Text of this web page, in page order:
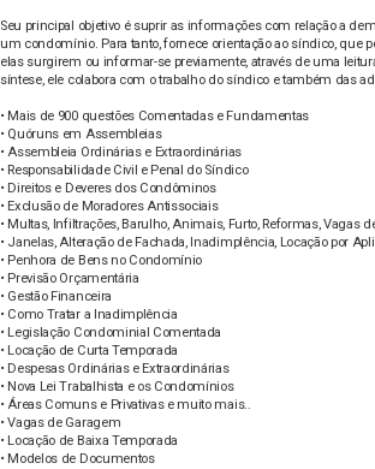
Seu principal objetivo é suprir as informações com relação a
um condomínio. Para tanto, fornece orientação ao síndico, que
elas surgirem ou informar-se previamente, através de uma
síntese, ele colabora com o trabalho do síndico e também das
• Mais de 900 questões Comentadas e Fundamentas
• Quóruns em Assembleias
• Assembleia Ordinárias e Extraordinárias
• Responsabilidade Civil e Penal do Síndico
• Direitos e Deveres dos Condôminos
• Exclusão de Moradores Antissociais
• Multas, Infiltrações, Barulho, Animais, Furto, Reformas, Vagas
• Janelas, Alteração de Fachada, Inadimplência, Locação por
• Penhora de Bens no Condomínio
• Previsão Orçamentária
• Gestão Financeira
• Como Tratar a Inadimplência
• Legislação Condominial Comentada
• Locação de Curta Temporada
• Despesas Ordinárias e Extraordinárias
• Nova Lei Trabalhista e os Condomínios
• Áreas Comuns e Privativas e muito mais..
• Vagas de Garagem
• Locação de Baixa Temporada
• Modelos de Documentos